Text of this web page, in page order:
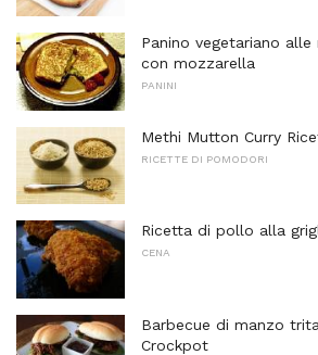
Panino vegetariano
con mozzarella
PANINI
Methi Mutton Curry
RICETTE DI POMODORI
Ricetta di pollo alla
CENA
Barbecue di manzo
Crockpot